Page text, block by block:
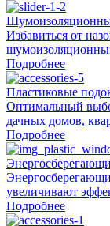
Избавиться от
Подробнее
Пластиковые
Оптимальный
дачных домов,
Подробнее
увеличивают
Подробнее